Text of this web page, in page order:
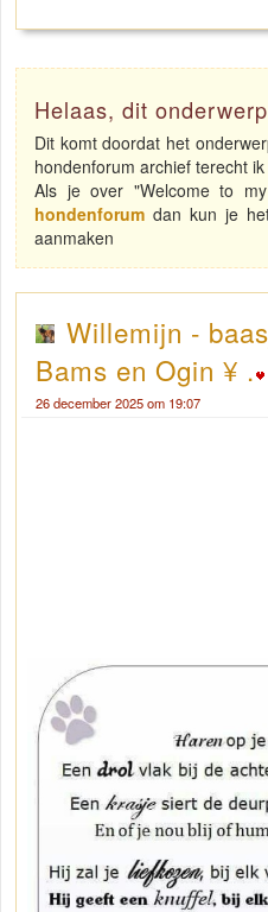
Helaas, dit
Dit komt doordat het
hondenforum archief terecht
Als je over "Welcome to
hondenforum dan kun je
aanmaken
Willemijn -
Bams en Ogin ¥ .
26 december 2025 om 19:07